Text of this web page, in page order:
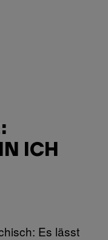
ICH
Es lässt